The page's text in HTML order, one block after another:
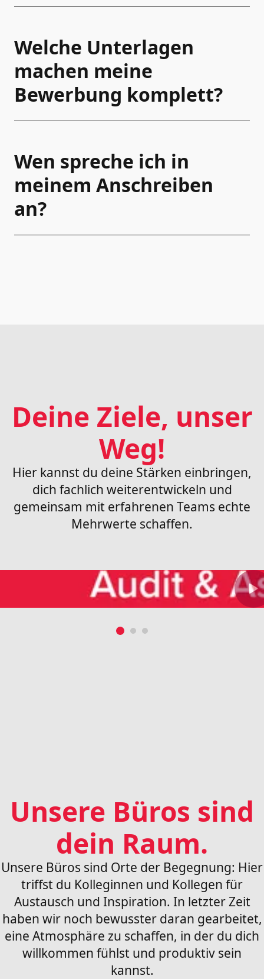
Welche Unterlagen
machen meine
Bewerbung komplett?
Wen spreche ich in
meinem Anschreiben
an?
Deine Ziele, unser
Weg!
Hier kannst du deine Stärken einbringen,
dich fachlich weiterentwickeln und
gemeinsam mit erfahrenen Teams echte
Mehrwerte schaffen.
Unsere Büros sind
dein Raum.
Unsere Büros sind Orte der Begegnung: Hier
triffst du Kolleginnen und Kollegen für
Austausch und Inspiration. In letzter Zeit
haben wir noch bewusster daran gearbeitet,
eine Atmosphäre zu schaffen, in der du dich
willkommen fühlst und produktiv sein
kannst.